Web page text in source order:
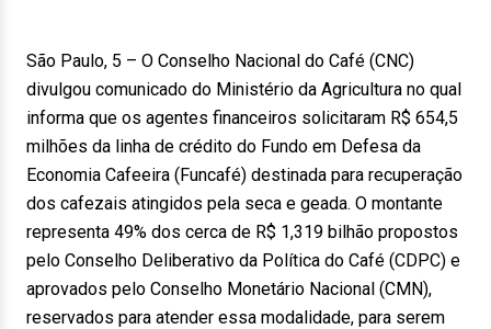
São Paulo, 5 – O Conselho Nacional do Café (CNC)
divulgou comunicado do Ministério da Agricultura no qual
informa que os agentes financeiros solicitaram R$ 654,5
milhões da linha de crédito do Fundo em Defesa da
Economia Cafeeira (Funcafé) destinada para recuperação
dos cafezais atingidos pela seca e geada. O montante
representa 49% dos cerca de R$ 1,319 bilhão propostos
pelo Conselho Deliberativo da Política do Café (CDPC) e
aprovados pelo Conselho Monetário Nacional (CMN),
reservados para atender essa modalidade, para serem